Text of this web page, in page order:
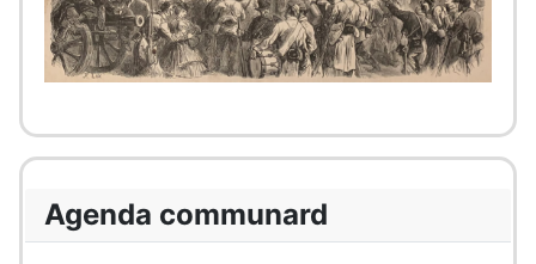
Agenda communard